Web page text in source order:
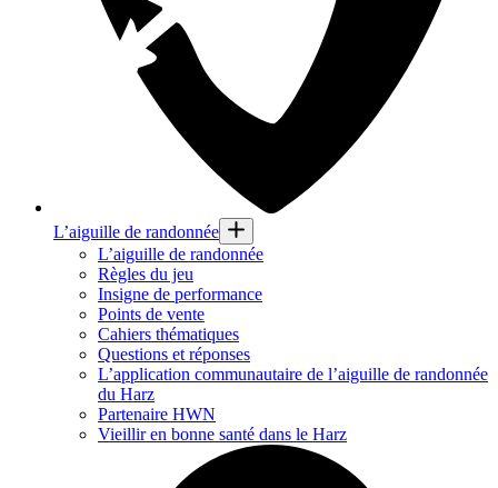
L’aiguille de randonnée
L’aiguille de randonnée
Règles du jeu
Insigne de performance
Points de vente
Cahiers thématiques
Questions et réponses
L’application communautaire de l’aiguille de randonnée
du Harz
Partenaire HWN
Vieillir en bonne santé dans le Harz